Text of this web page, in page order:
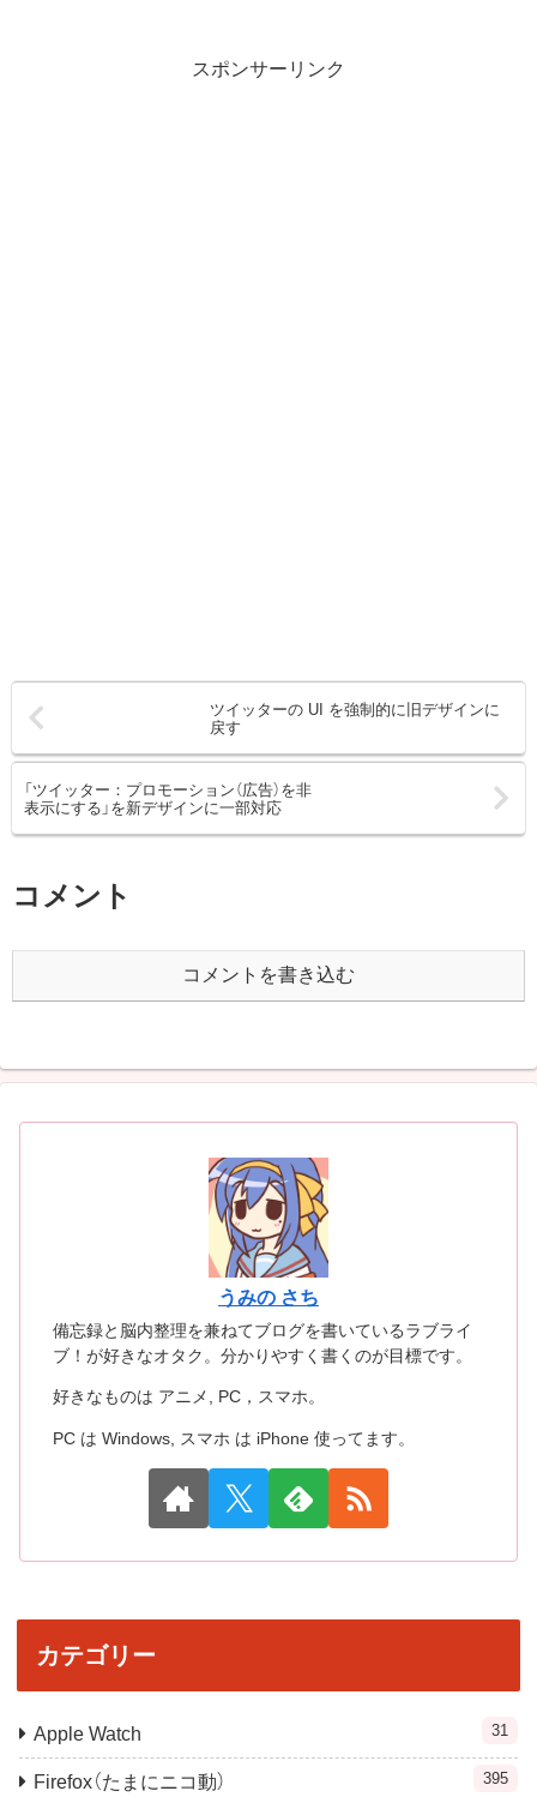
スポンサーリンク
ツイッターの UI を強制的に旧デザインに
戻す
「ツイッター：プロモーション（広告）を非
表示にする」を新デザインに一部対応
コメント
コメントを書き込む
うみの さち
備忘録と脳内整理を兼ねてブログを書いているラブライ
ブ！が好きなオタク。分かりやすく書くのが目標です。
好きなものは アニメ, PC，スマホ。
PC は Windows, スマホ は iPhone 使ってます。
カテゴリー
Apple Watch 31
Firefox（たまにニコ動） 395